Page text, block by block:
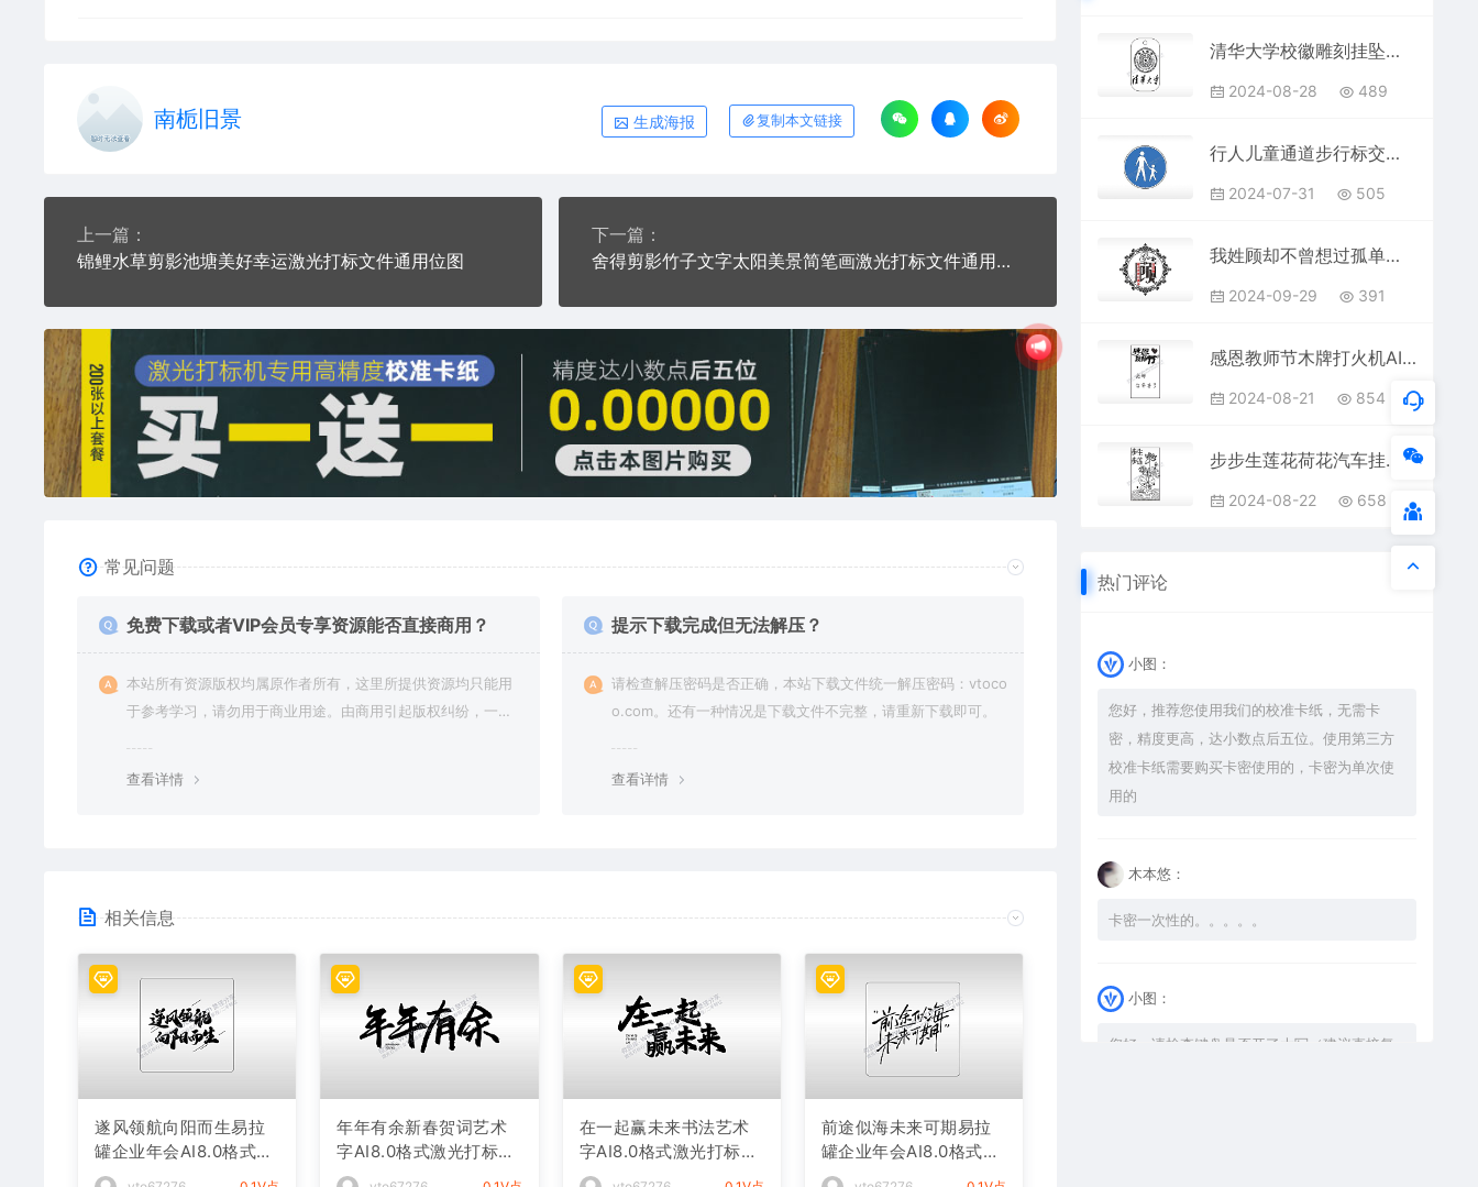
南栀旧景 生成海报 复制本文链接
上一篇：
锦鲤水草剪影池塘美好幸运激光打标文件通用位图
下一篇：
舍得剪影竹子文字太阳美景简笔画激光打标文件通用位图
常见问题
免费下载或者VIP会员专享资源能否直接商用？
本站所有资源版权均属原作者所有，这里所提供资源均只能用
于参考学习，请勿用于商业用途。由商用引起版权纠纷，一切
查看详情
提示下载完成但无法解压？
请检查解压密码是否正确，本站下载文件统一解压密码：vtoco
o.com。还有一种情况是下载文件不完整，请重新下载即可。
查看详情
相关信息
遂风领航向阳而生易拉
罐企业年会AI8.0格式激
光打标文件通用矢量图
年年有余新春贺词艺术
字AI8.0格式激光打标文
件通用矢量图
在一起赢未来书法艺术
字AI8.0格式激光打标文
件通用矢量图
前途似海未来可期易拉
罐企业年会AI8.0格式激
光打标文件通用矢量图
清华大学校徽雕刻挂坠项链AI8.0格式激光打标文件通用矢量图
2024-08-28 489
行人儿童通道步行标交通标志运输汽车布告栏危险蓝色白色
2024-07-31 505
我姓顾却不曾想过孤单爱情姓氏AI8.0格式激光打标文件通用矢量图
2024-09-29 391
感恩教师节木牌打火机AI8.0格式激光打标文件通用矢量图
2024-08-21 854
步步生莲花荷花汽车挂件AI8.0格式激光打标文件通用矢量图
2024-08-22 658
热门评论
小图：
您好，推荐您使用我们的校准卡纸，无需卡
密，精度更高，达小数点后五位。使用第三方
校准卡纸需要购买卡密使用的，卡密为单次使
用的
木本悠：
卡密一次性的。。。。。
小图：
您好，请检查键盘是否开了大写（建议直接复